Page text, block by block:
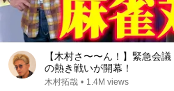
【木村さ〜〜ん！】緊急会
の熱き戦いが開幕！
木村拓哉 • 1.4M views